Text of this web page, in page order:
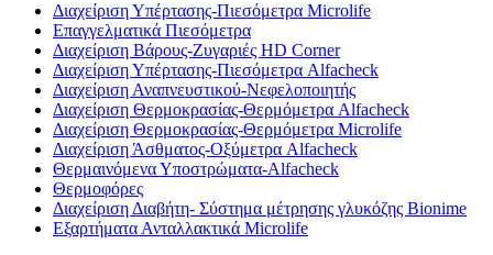
Διαχείριση Υπέρτασης-Πιεσόμετρα Microlife
Επαγγελματικά Πιεσόμετρα
Διαχείριση Βάρους-Ζυγαριές HD Corner
Διαχείριση Υπέρτασης-Πιεσόμετρα Alfacheck
Διαχείριση Αναπνευστικού-Νεφελοποιητής
Διαχείριση Θερμοκρασίας-Θερμόμετρα Alfacheck
Διαχείριση Θερμοκρασίας-Θερμόμετρα Microlife
Διαχείριση Άσθματος-Οξύμετρα Alfacheck
Θερμαινόμενα Υποστρώματα-Alfacheck
Θερμοφόρες
Διαχείριση Διαβήτη- Σύστημα μέτρησης γλυκόζης Bionime
Εξαρτήματα Ανταλλακτικά Microlife